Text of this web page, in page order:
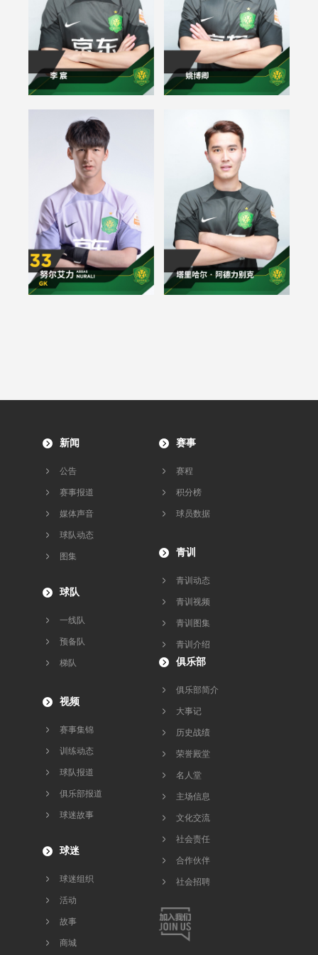
新闻
公告
赛事报道
媒体声音
球队动态
图集
赛事
赛程
积分榜
球员数据
视频
赛事集锦
训练动态
球队报道
俱乐部报道
球迷故事
俱乐部
俱乐部简介
大事记
历史战绩
荣誉殿堂
名人堂
主场信息
文化交流
社会责任
合作伙伴
社会招聘
球迷
球迷组织
活动
故事
商城
球队
一线队
预备队
梯队
青训
青训动态
青训视频
青训图集
青训介绍